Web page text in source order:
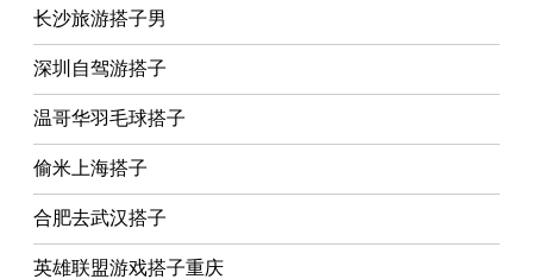
长沙旅游搭子男
深圳自驾游搭子
温哥华羽毛球搭子
偷米上海搭子
合肥去武汉搭子
英雄联盟游戏搭子重庆